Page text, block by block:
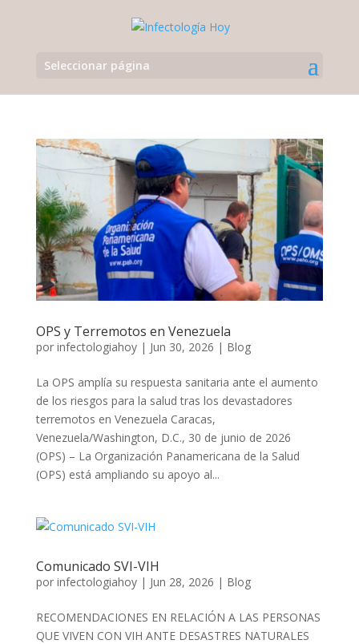
Seleccionar página
OPS y Terremotos en Venezuela
por infectologiahoy| Jun 30, 2026 | Blog
La OPS amplía su respuesta sanitaria ante el aumento
de los riesgos para la salud tras los devastadores
terremotos en Venezuela Caracas,
Venezuela/Washington, D.C., 30 de junio de 2026
(OPS) – La Organización Panamericana de la Salud
(OPS) está ampliando su apoyo al...
Comunicado SVI-VIH
por infectologiahoy| Jun 28, 2026 | Blog
RECOMENDACIONES EN RELACIÓN A LAS PERSONAS
QUE VIVEN CON VIH ANTE DESASTRES NATURALES